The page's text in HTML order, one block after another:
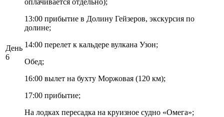
День
6
13:00 прибытие в Долину Гейзеров, экскурсия по
долине;
14:00 перелет к кальдере вулкана Узон;
Обед;
16:00 вылет на бухту Моржовая (120 км);
17:00 прибытие;
На лодках пересадка на круизное судно «Омега»;